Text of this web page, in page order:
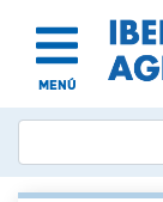
MENÚ